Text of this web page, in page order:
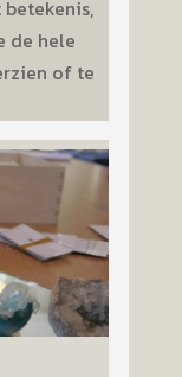
de hele
of te